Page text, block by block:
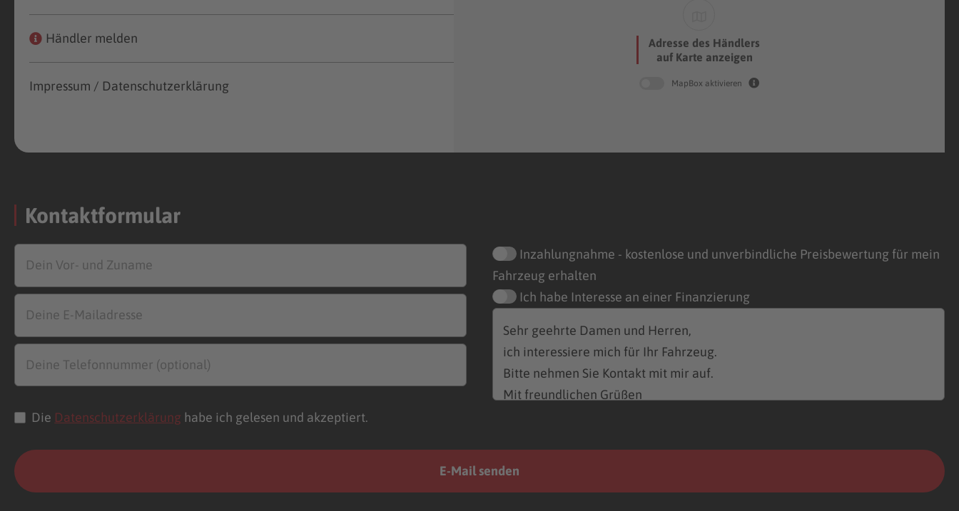
Händler melden
Impressum / Datenschutzerklärung
Adresse des Händlers
auf Karte anzeigen
MapBox aktivieren
Kontaktformular
Inzahlungnahme - kostenlose und unverbindliche Preisbewertung für mein
Fahrzeug erhalten
Ich habe Interesse an einer Finanzierung
Die Datenschutzerklärung habe ich gelesen und akzeptiert.